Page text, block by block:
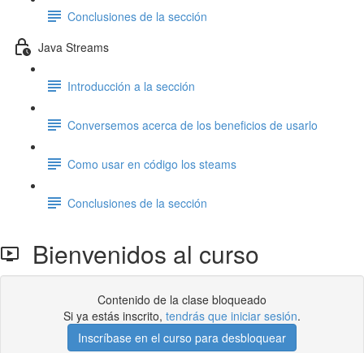
Conclusiones de la sección
Java Streams
Introducción a la sección
Conversemos acerca de los beneficios de usarlo
Como usar en código los steams
Conclusiones de la sección
Bienvenidos al curso
Contenido de la clase bloqueado
Si ya estás inscrito, tendrás que iniciar sesión.
Inscríbase en el curso para desbloquear